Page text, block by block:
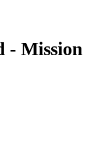
- Mission